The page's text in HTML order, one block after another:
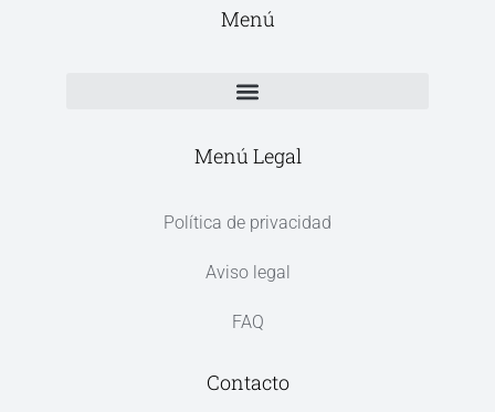
Menú
Menú Legal
Política de privacidad
Aviso legal
FAQ
Contacto